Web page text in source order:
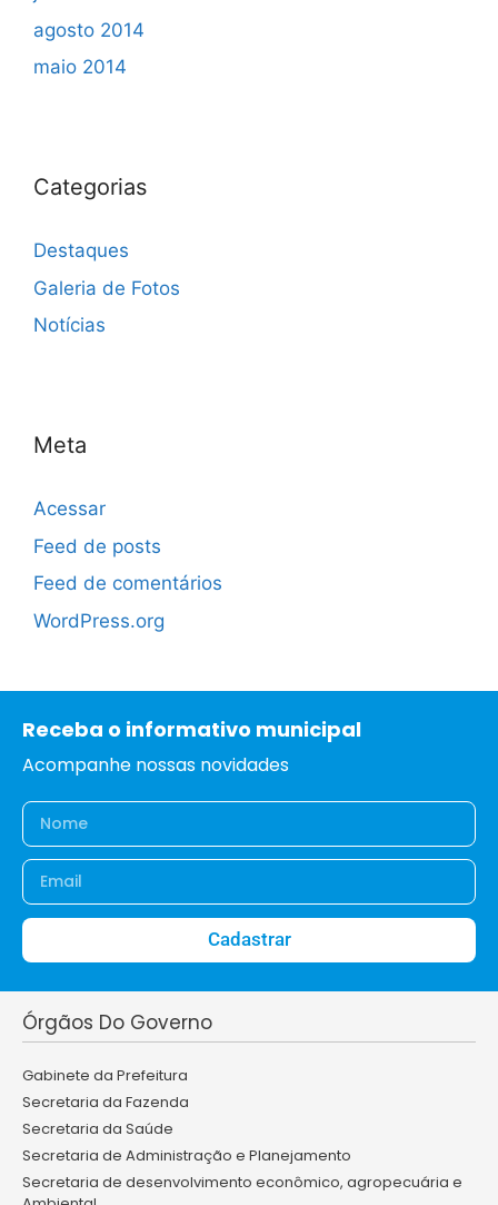
agosto 2014
maio 2014
Categorias
Destaques
Galeria de Fotos
Notícias
Meta
Acessar
Feed de posts
Feed de comentários
WordPress.org
Receba o informativo municipal
Acompanhe nossas novidades
Cadastrar
Órgãos Do Governo
Gabinete da Prefeitura
Secretaria da Fazenda
Secretaria da Saúde
Secretaria de Administração e Planejamento
Secretaria de desenvolvimento econômico, agropecuária e